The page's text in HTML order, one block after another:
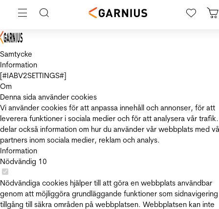
Samtycke
Information
[#IABV2SETTINGS#]
Om
Denna sida använder cookies
Vi använder cookies för att anpassa innehåll och annonser, för att
leverera funktioner i sociala medier och för att analysera vår
delar också information om hur du använder vår webbplats med
partners inom sociala medier, reklam och analys.
Information
Nödvändig 10
Nödvändiga cookies hjälper till att göra en webbplats användbar
genom att möjliggöra grundläggande funktioner som
tillgång till säkra områden på webbplatsen. Webbplatsen kan inte